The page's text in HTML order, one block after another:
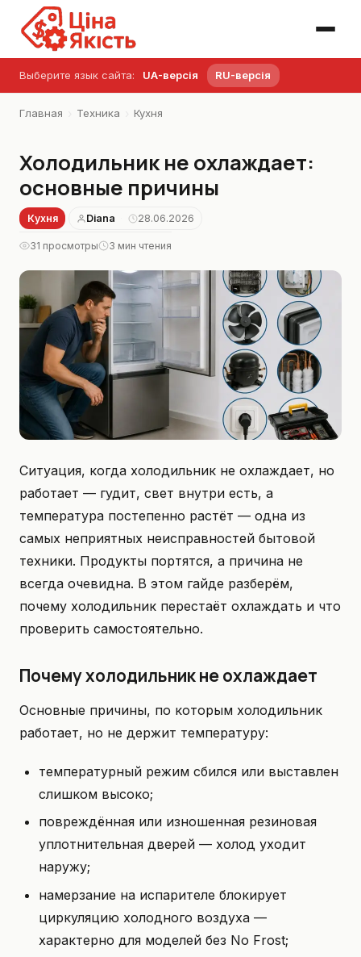
Выберите язык сайта: UA-версія RU-версія
Главная Техника Кухня
Холодильник не охлаждает:
основные причины
Кухня Diana 28.06.2026
31 просмотры 3 мин чтения
Ситуация, когда холодильник не охлаждает, но
работает — гудит, свет внутри есть, а
температура постепенно растёт — одна из
самых неприятных неисправностей бытовой
техники. Продукты портятся, а причина не
всегда очевидна. В этом гайде разберём,
почему холодильник перестаёт охлаждать и что
проверить самостоятельно.
Почему холодильник не охлаждает
Основные причины, по которым холодильник
работает, но не держит температуру:
температурный режим сбился или выставлен
слишком высоко;
повреждённая или изношенная резиновая
уплотнительная дверей — холод уходит
наружу;
намерзание на испарителе блокирует
циркуляцию холодного воздуха —
характерно для моделей без No Frost;